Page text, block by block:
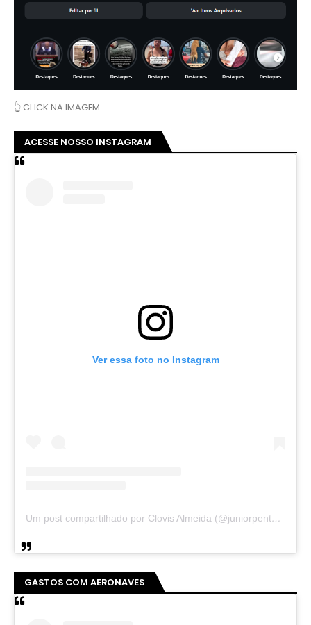
👆 CLICK NA IMAGEM
ACESSE NOSSO INSTAGRAM
Ver essa foto no Instagram
Um post compartilhado por Clovis Almeida (@juniorpentecoste01)
GASTOS COM AERONAVES